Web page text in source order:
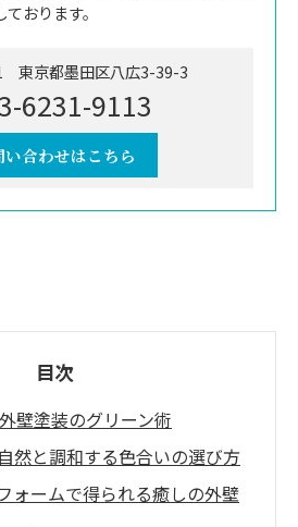
おります。
東京都墨田区八広3-39-3
6231-9113
い合わせはこちら
目次
壁塗装のグリーン術
然と調和する色合いの選び方
ォームで得られる癒しの外壁